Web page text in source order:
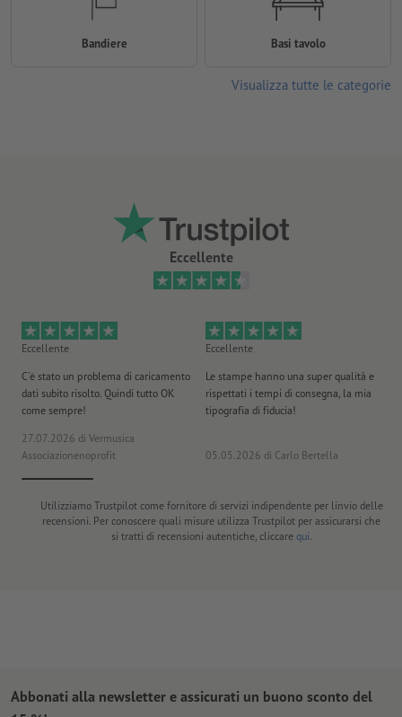
Eccellente
Eccellente
C'è stato un problema di caricamento
dati subito risolto. Quindi tutto OK
come sempre!
27.07.2026 di Vermusica
Associazionenoprofit
Eccellente
Le stampe hanno una super qualità e
rispettati i tempi di consegna, la mia
tipografia di fiducia!
05.05.2026 di Carlo Bertella
Utilizziamo Trustpilot come fornitore di servizi indipendente per linvio delle
recensioni. Per conoscere quali misure utilizza Trustpilot per assicurarsi che
si tratti di recensioni autentiche, cliccare qui
Bandiere Basi tavolo
Visualizza tutte le categorie
Abbonati alla newsletter e assicurati un buono sconto del